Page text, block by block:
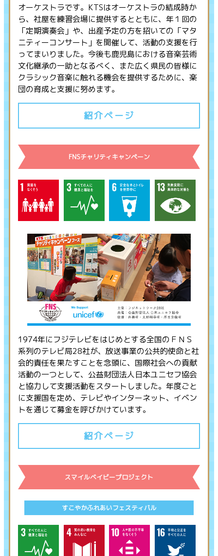
オーケストラです。KTSはオーケストラの結成時か
ら、社屋を練習会場に提供するとともに、年１回の
「定期演奏会」や、出産予定の方を招いての「マタ
ニティーコンサート」を開催して、活動の支援を行
ってまいりました。今後も鹿児島における音楽芸術
文化継承の一助となるべく、また広く県民の皆様に
クラシック音楽に触れる機会を提供するために、楽
団の育成と支援に努めます。
紹介ページ
FNSチャリティキャンペーン
1974年にフジテレビをはじめとする全国のＦＮＳ
系列のテレビ局28社が、放送事業の公共的使命と社
会的責任を果たすことを念頭に、国際社会への貢献
活動の一つとして、公益財団法人日本ユニセフ協会
と協力して支援活動をスタートしました。年度ごと
に支援国を定め、テレビやインターネット、イベン
トを通じて募金を呼びかけています。
紹介ページ
スマイルベイビープロジェクト
すこやかふれあいフェスティバル